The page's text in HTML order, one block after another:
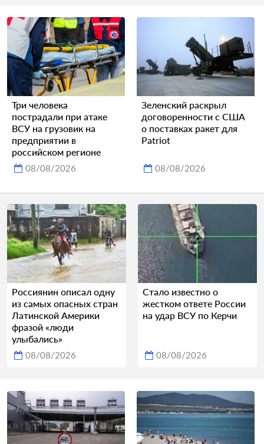
Три человека
пострадали при атаке
ВСУ на грузовик на
предприятии в
российском регионе
08/08/2026
Зеленский раскрыл
договоренности с США
о поставках ракет для
Patriot
08/08/2026
Россиянин описал одну
из самых опасных стран
Латинской Америки
фразой «люди
улыбались»
08/08/2026
Стало известно о
жестком ответе России
на удар ВСУ по Керчи
08/08/2026